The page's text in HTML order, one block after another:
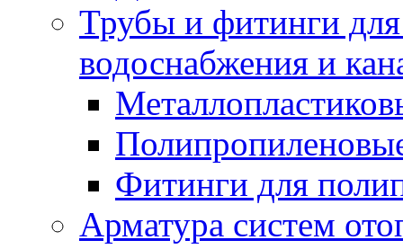
Трубы и фитинги
водоснабжения и
Фитинги для
Арматура систем